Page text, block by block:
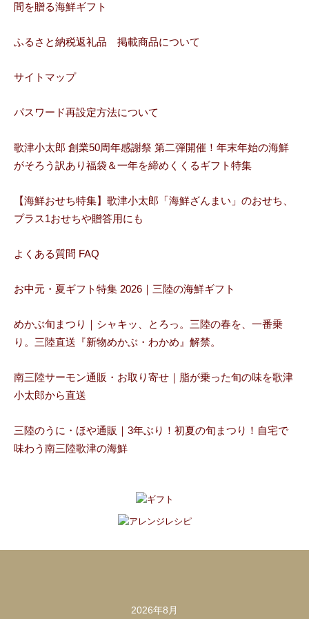
間を贈る海鮮ギフト
ふるさと納税返礼品 掲載商品について
サイトマップ
パスワード再設定方法について
歌津小太郎 創業50周年感謝祭 第二弾開催！年末年始の海鮮
がそろう訳あり福袋＆一年を締めくくるギフト特集
【海鮮おせち特集】歌津小太郎「海鮮ざんまい」のおせち、
プラス1おせちや贈答用にも
よくある質問 FAQ
お中元・夏ギフト特集 2026｜三陸の海鮮ギフト
めかぶ旬まつり｜シャキッ、とろっ。三陸の春を、一番乗
り。三陸直送『新物めかぶ・わかめ』解禁。
南三陸サーモン通販・お取り寄せ｜脂が乗った旬の味を歌津
小太郎から直送
三陸のうに・ほや通販｜3年ぶり！初夏の旬まつり！自宅で
味わう南三陸歌津の海鮮
2026年8月